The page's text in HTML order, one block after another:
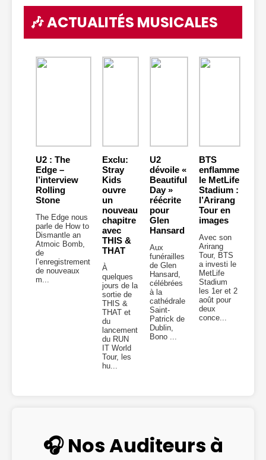
🎶 ACTUALITÉS MUSICALES
U2 : The
Edge –
l’interview
Rolling
Stone
The Edge nous
parle de How to
Dismantle an
Atmoic Bomb,
de
l’enregistrement
de nouveaux
m...
Exclu:
Stray
Kids
ouvre
un
nouveau
chapitre
avec
THIS &
THAT
À
quelques
jours de la
sortie de
THIS &
THAT et
du
lancement
du RUN
IT World
Tour, les
hu...
U2
dévoile «
Beautiful
Day »
réécrite
pour
Glen
Hansard
Aux
funérailles
de Glen
Hansard,
célébrées
à la
cathédrale
Saint-
Patrick de
Dublin,
Bono ...
BTS
enflamme
le MetLife
Stadium :
l’Arirang
Tour en
images
Avec son
Arirang
Tour, BTS
a investi le
MetLife
Stadium
les 1er et 2
août pour
deux
conce...
🎧 Nos Auditeurs à